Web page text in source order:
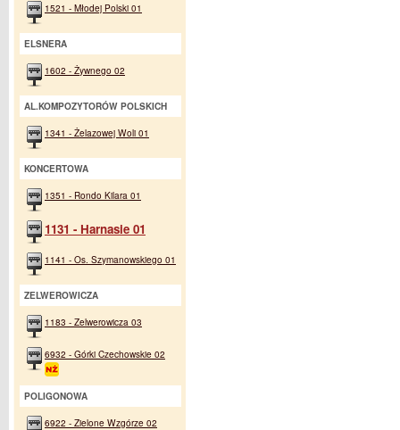
1521 - Młodej Polski 01
ELSNERA
1602 - Żywnego 02
AL.KOMPOZYTORÓW POLSKICH
1341 - Żelazowej Woli 01
KONCERTOWA
1351 - Rondo Kilara 01
1131 - Harnasie 01
1141 - Os. Szymanowskiego 01
ZELWEROWICZA
1183 - Zelwerowicza 03
6932 - Górki Czechowskie 02
POLIGONOWA
6922 - Zielone Wzgórze 02